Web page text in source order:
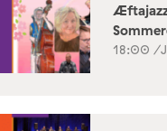
18:00 /